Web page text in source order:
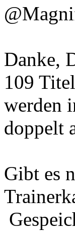
Danke,
109
werden
doppelt
Gibt es